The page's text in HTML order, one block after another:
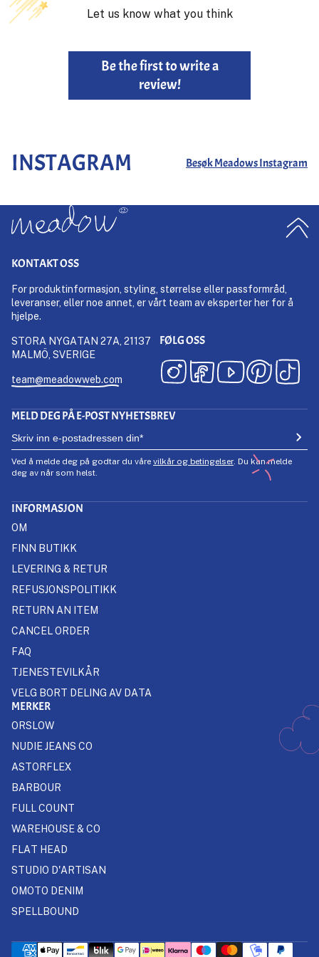
Let us know what you think
Be the first to write a
review!
INSTAGRAM Besøk Meadows Instagram
KONTAKT OSS
For produktinformasjon, styling, størrelse eller passformråd,
leveranser, eller noe annet, er vårt team av eksperter her for å
hjelpe.
STORA NYGATAN 27A, 21137
MALMÖ, SVERIGE
team@meadowweb.com
FØLG OSS
MELD DEG PÅ E-POST NYHETSBREV
Ved å melde deg på godtar du våre vilkår og betingelser. Du kan melde
deg av når som helst.
INFORMASJON
OM
FINN BUTIKK
LEVERING & RETUR
REFUSJONSPOLITIKK
RETURN AN ITEM
CANCEL ORDER
FAQ
TJENESTEVILKÅR
VELG BORT DELING AV DATA
MERKER
ORSLOW
NUDIE JEANS CO
ASTORFLEX
BARBOUR
FULL COUNT
WAREHOUSE & CO
FLAT HEAD
STUDIO D'ARTISAN
OMOTO DENIM
SPELLBOUND